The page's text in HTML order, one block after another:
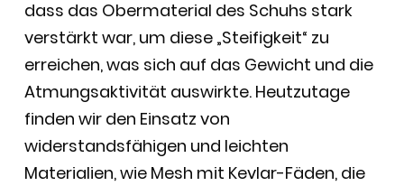
dass das Obermaterial des Schuhs stark
verstärkt war, um diese „Steifigkeit“ zu
erreichen, was sich auf das Gewicht und die
Atmungsaktivität auswirkte. Heutzutage
finden wir den Einsatz von
widerstandsfähigen und leichten
Materialien, wie Mesh mit Kevlar-Fäden, die